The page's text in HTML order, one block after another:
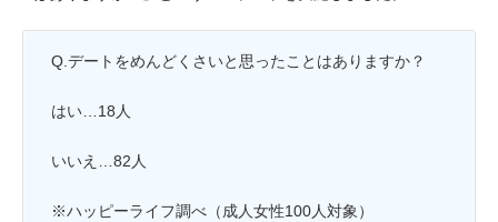
Q.デートをめんどくさいと思ったことはありますか？
はい…18人
いいえ…82人
※ハッピーライフ調べ（成人女性100人対象）